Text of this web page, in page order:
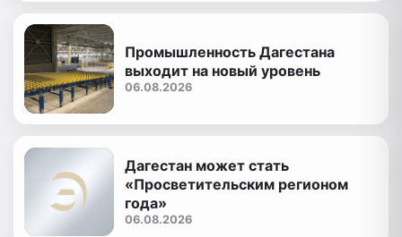
Промышленность Дагестана
выходит на новый уровень
06.08.2026
Дагестан может стать
«Просветительским регионом
года»
06.08.2026